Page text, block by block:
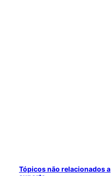
Tópicos não relacionados a